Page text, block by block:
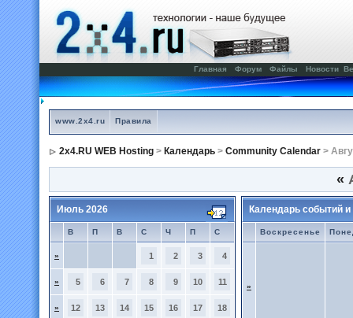
Главная Форум Файлы Новости
www.2x4.ru Правила
2x4.RU WEB Hosting > Календарь > Community Calendar >
«
Июль 2026
В П В С Ч П С
» 1 2 3 4
» 5 6 7 8 9 10 11
» 12 13 14 15 16 17 18
Календарь событий
Воскресенье
»